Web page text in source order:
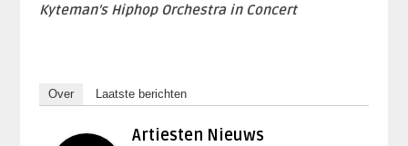
Kyteman’s Hiphop Orchestra in Concert
Over Laatste berichten
Artiesten Nieuws